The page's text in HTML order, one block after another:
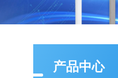
产品中心